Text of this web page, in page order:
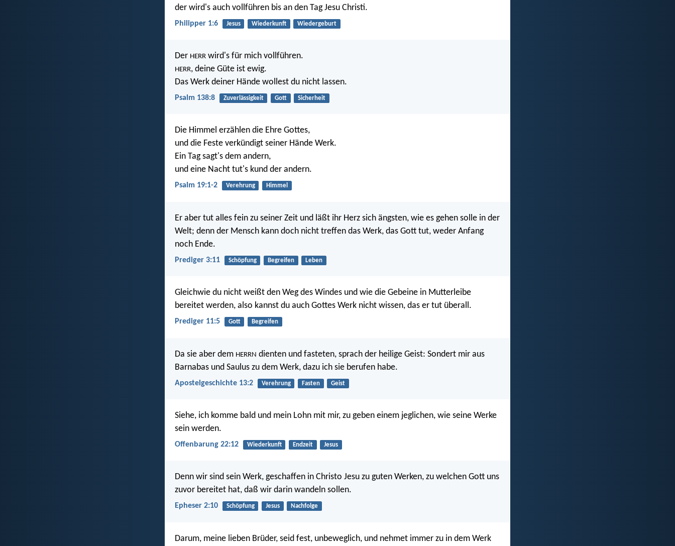
der wird's auch vollführen bis an den Tag Jesu Christi.
Philipper 1:6 Jesus Wiederkunft Wiedergeburt
Der HERR wird's für mich vollführen.
HERR, deine Güte ist ewig.
Das Werk deiner Hände wollest du nicht lassen.
Psalm 138:8 Zuverlässigkeit Gott Sicherheit
Die Himmel erzählen die Ehre Gottes,
und die Feste verkündigt seiner Hände Werk.
Ein Tag sagt's dem andern,
und eine Nacht tut's kund der andern.
Psalm 19:1-2 Verehrung Himmel
Er aber tut alles fein zu seiner Zeit und läßt ihr Herz sich ängsten, wie es gehen solle in der
Welt; denn der Mensch kann doch nicht treffen das Werk, das Gott tut, weder Anfang
noch Ende.
Prediger 3:11 Schöpfung Begreifen Leben
Gleichwie du nicht weißt den Weg des Windes und wie die Gebeine in Mutterleibe
bereitet werden, also kannst du auch Gottes Werk nicht wissen, das er tut überall.
Prediger 11:5 Gott Begreifen
Da sie aber dem HERRN dienten und fasteten, sprach der heilige Geist: Sondert mir aus
Barnabas und Saulus zu dem Werk, dazu ich sie berufen habe.
Apostelgeschichte 13:2 Verehrung Fasten Geist
Siehe, ich komme bald und mein Lohn mit mir, zu geben einem jeglichen, wie seine Werke
sein werden.
Offenbarung 22:12 Wiederkunft Endzeit Jesus
Denn wir sind sein Werk, geschaffen in Christo Jesu zu guten Werken, zu welchen Gott uns
zuvor bereitet hat, daß wir darin wandeln sollen.
Epheser 2:10 Schöpfung Jesus Nachfolge
Darum, meine lieben Brüder, seid fest, unbeweglich, und nehmet immer zu in dem Werk